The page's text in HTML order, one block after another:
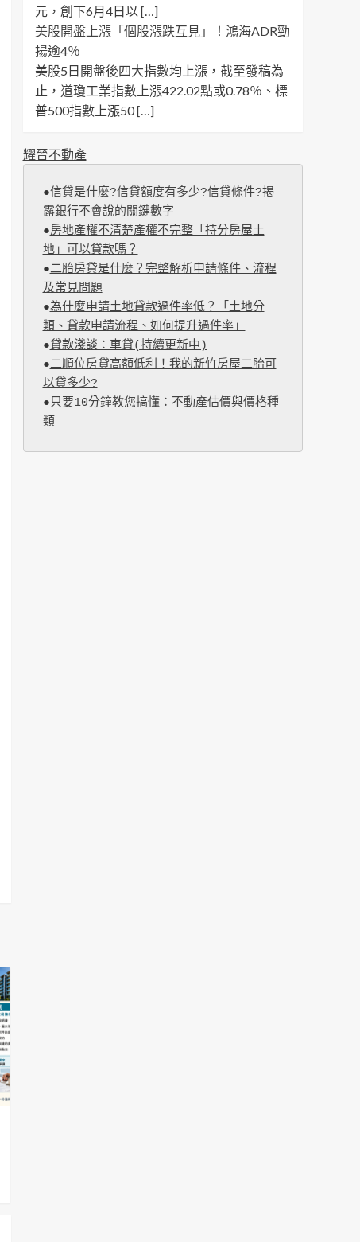
元，創下6月4日以 […]
美股開盤上漲「個股漲跌互見」！鴻海ADR勁
揚逾4％
美股5日開盤後四大指數均上漲，截至發稿為
止，道瓊工業指數上漲422.02點或0.78％、標
普500指數上漲50 […]
耀晉不動產
●信貸是什麼?信貸額度有多少?信貸條件?揭
露銀行不會說的關鍵數字
●房地產權不清楚產權不完整「持分房屋土
地」可以貸款嗎？
●二胎房貸是什麼？完整解析申請條件、流程
及常見問題
●為什麼申請土地貸款過件率低？「土地分
類、貸款申請流程、如何提升過件率」
●貸款淺談：車貸(持續更新中)
●二順位房貸高額低利！我的新竹房屋二胎可
以貸多少?
●只要10分鐘教您搞懂：不動產估價與價格種
類